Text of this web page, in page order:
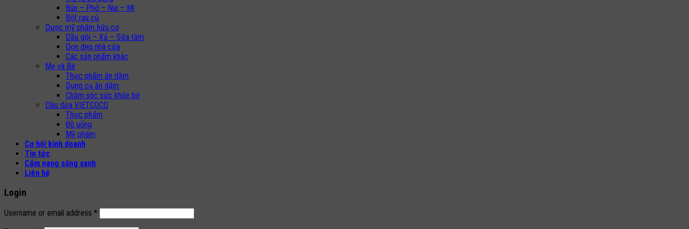
Bún – Phở – Nui – Mì
Bột rau củ
Dược mỹ phẩm hữu cơ
Dầu gội – Xả – Sữa tắm
Dọn dẹp nhà cửa
Các sản phẩm khác
Mẹ và Bé
Thực phẩm ăn dặm
Dụng cụ ăn dặm
Chăm sóc sức khỏe bé
Dầu dừa VIETCOCO
Thực phẩm
Đồ uống
Mỹ phẩm
Cơ hội kinh doanh
Tin tức
Cẩm nang sống xanh
Liên hệ
Login
Username or email address *